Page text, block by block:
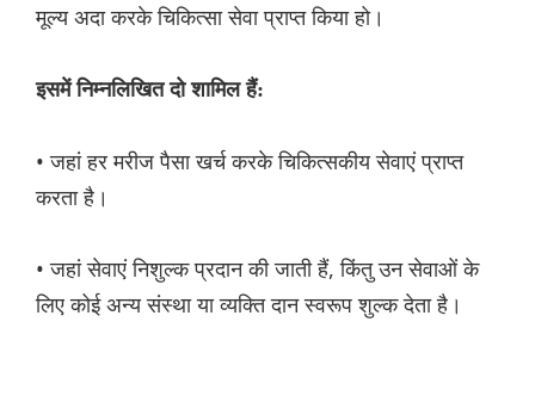
मूल्य अदा करके चिकित्सा सेवा प्राप्त किया हो।
इसमें निम्नलिखित दो शामिल हैं:
• जहां हर मरीज पैसा खर्च करके चिकित्सकीय सेवाएं प्राप्त
करता है।
• जहां सेवाएं निशुल्क प्रदान की जाती हैं, किंतु उन सेवाओं के
लिए कोई अन्य संस्था या व्यक्ति दान स्वरूप शुल्क देता है।